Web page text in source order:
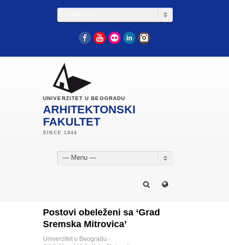
FacebookYouTube
Flickr LinkedIn
UNIVERZITET U BEOGRADU
ARHITEKTONSKI
FAKULTET
— Menu —
Postovi obeleženi sa ‘Grad
Sremska Mitrovica’
Univerzitet u Beogradu -